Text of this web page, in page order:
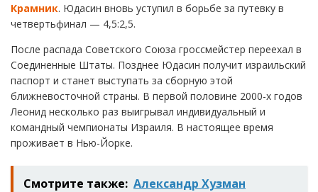
Крамник. Юдасин вновь уступил в борьбе за путевку в
четвертьфинал — 4,5:2,5.
После распада Советского Союза гроссмейстер переехал в
Соединенные Штаты. Позднее Юдасин получит израильский
паспорт и станет выступать за сборную этой
ближневосточной страны. В первой половине 2000-х годов
Леонид несколько раз выигрывал индивидуальный и
командный чемпионаты Израиля. В настоящее время
проживает в Нью-Йорке.
Смотрите также: Александр Хузман